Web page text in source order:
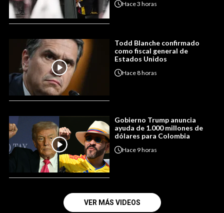
Hace3 horas
Todd Blanche confirmado
como fiscal general de
Estados Unidos
Hace8 horas
Gobierno Trump anuncia
ayuda de 1.000 millones de
dólares para Colombia
Hace 9 horas
VER MÁS VIDEOS